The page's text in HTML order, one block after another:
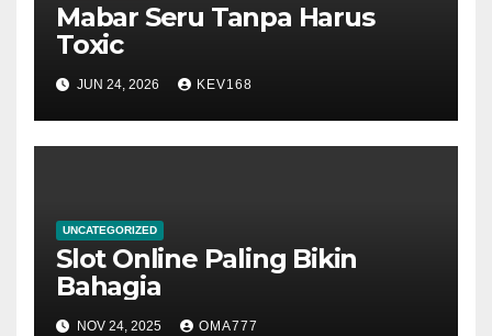
Mabar Seru Tanpa Harus
Toxic
JUN 24, 2026 KEV168
UNCATEGORIZED
Slot Online Paling Bikin
Bahagia
NOV 24, 2025 OMA777